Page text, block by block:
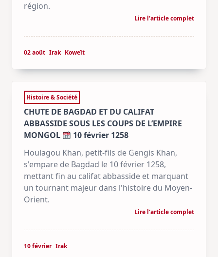
région.
Lire l'article complet
02 août Irak Koweït
Histoire & Société
CHUTE DE BAGDAD ET DU CALIFAT
ABBASSIDE SOUS LES COUPS DE L’EMPIRE
MONGOL
10 février 1258
Houlagou Khan, petit-fils de Gengis Khan,
s'empare de Bagdad le 10 février 1258,
mettant fin au califat abbasside et marquant
un tournant majeur dans l'histoire du Moyen-
Orient.
Lire l'article complet
10 février Irak